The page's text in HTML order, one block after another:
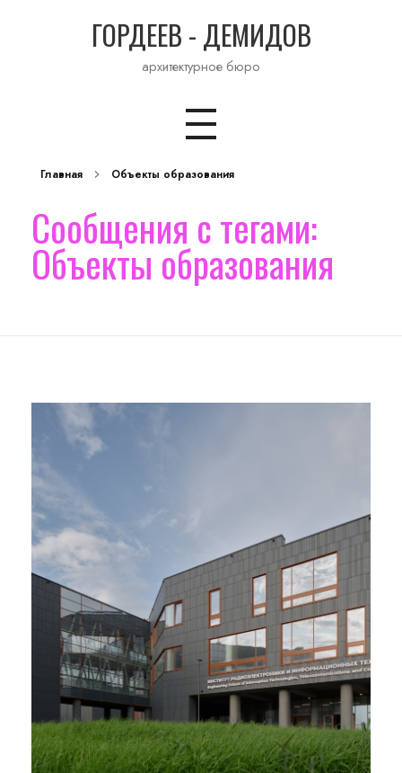
ГОРДЕЕВ - ДЕМИДОВ
архитектурное бюро
Главная Объекты образования
Сообщения с тегами:
Объекты образования